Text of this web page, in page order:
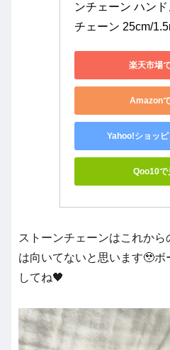
ンチェーン ハン
チェーン 25cm/
楽天市場
Amazon
Yahoo!ショッ
Qoo10で
ストーンチェーンはこれか
は向いてないと思います🥹ボ
してね🖤